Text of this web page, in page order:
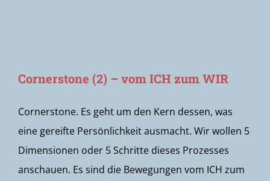
Cornerstone (2) – vom ICH zum WIR
Cornerstone. Es geht um den Kern dessen, was
eine gereifte Persönlichkeit ausmacht. Wir wollen 5
Dimensionen oder 5 Schritte dieses Prozesses
anschauen. Es sind die Bewegungen vom ICH zum